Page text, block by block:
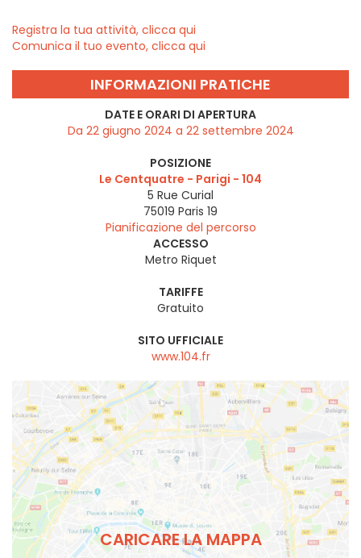
Registra la tua attività, clicca qui
Comunica il tuo evento, clicca qui
INFORMAZIONI PRATICHE
DATE E ORARI DI APERTURA
Da 22 giugno 2024 a 22 settembre 2024
POSIZIONE
Le Centquatre - Parigi - 104
5 Rue Curial
75019 Paris 19
Pianificazione del percorso
ACCESSO
Metro Riquet
TARIFFE
Gratuito
SITO UFFICIALE
www.104.fr
CARICARE LA MAPPA